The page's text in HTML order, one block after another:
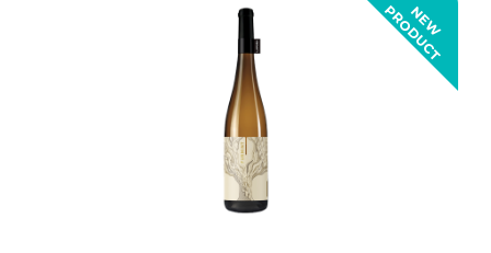
N
E
W
P
R
O
D
U
C
T